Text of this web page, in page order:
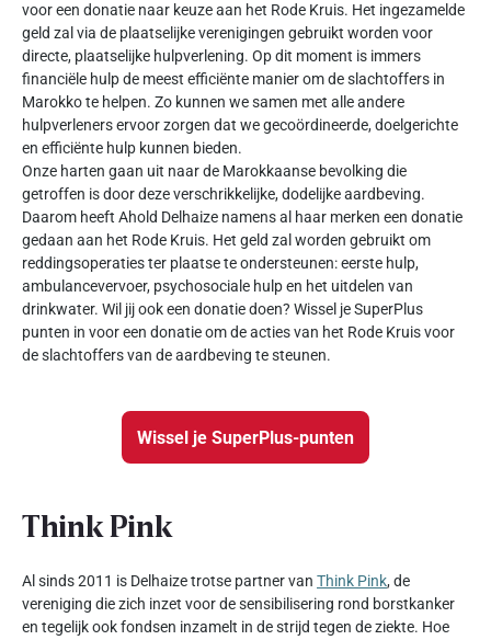
voor een donatie naar keuze aan het Rode Kruis. Het ingezamelde
geld zal via de plaatselijke verenigingen gebruikt worden voor
directe, plaatselijke hulpverlening. Op dit moment is immers
financiële hulp de meest efficiënte manier om de slachtoffers in
Marokko te helpen. Zo kunnen we samen met alle andere
hulpverleners ervoor zorgen dat we gecoördineerde, doelgerichte
en efficiënte hulp kunnen bieden.
Onze harten gaan uit naar de Marokkaanse bevolking die
getroffen is door deze verschrikkelijke, dodelijke aardbeving.
Daarom heeft Ahold Delhaize namens al haar merken een donatie
gedaan aan het Rode Kruis. Het geld zal worden gebruikt om
reddingsoperaties ter plaatse te ondersteunen: eerste hulp,
ambulancevervoer, psychosociale hulp en het uitdelen van
drinkwater. Wil jij ook een donatie doen? Wissel je SuperPlus
punten in voor een donatie om de acties van het Rode Kruis voor
de slachtoffers van de aardbeving te steunen.
Wissel je SuperPlus-punten
Think Pink
Al sinds 2011 is Delhaize trotse partner van Think Pink, de
vereniging die zich inzet voor de sensibilisering rond borstkanker
en tegelijk ook fondsen inzamelt in de strijd tegen de ziekte. Hoe